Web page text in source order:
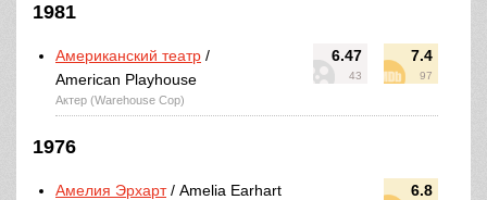
1981
6.47
43
7.4
97
Американский театр /
American Playhouse
Актер (Warehouse Cop)
1976
6.8
Амелия Эрхарт/ Amelia Earhart